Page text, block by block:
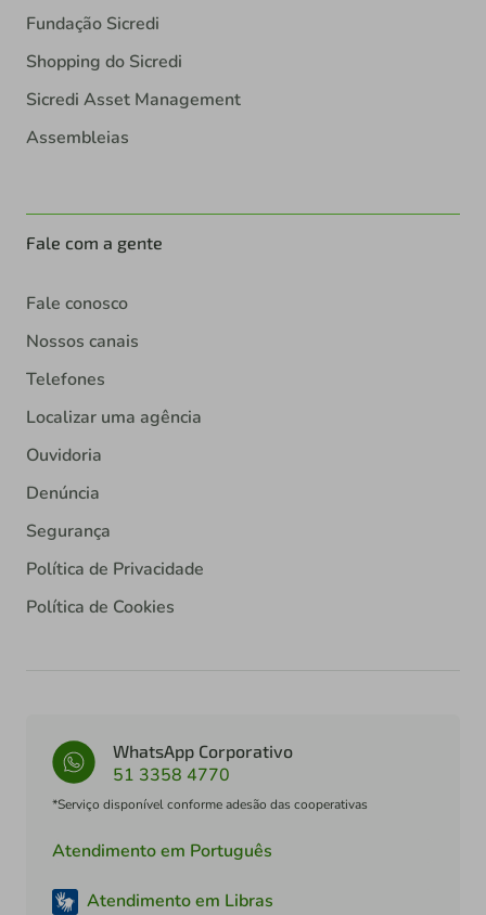
Fundação Sicredi
Shopping do Sicredi
Sicredi Asset Management
Assembleias
Fale com a gente
Fale conosco
Nossos canais
Telefones
Localizar uma agência
Ouvidoria
Denúncia
Segurança
Política de Privacidade
Política de Cookies
WhatsApp Corporativo
51 3358 4770
*Serviço disponível conforme adesão das cooperativas
Atendimento em Português
Atendimento em Libras